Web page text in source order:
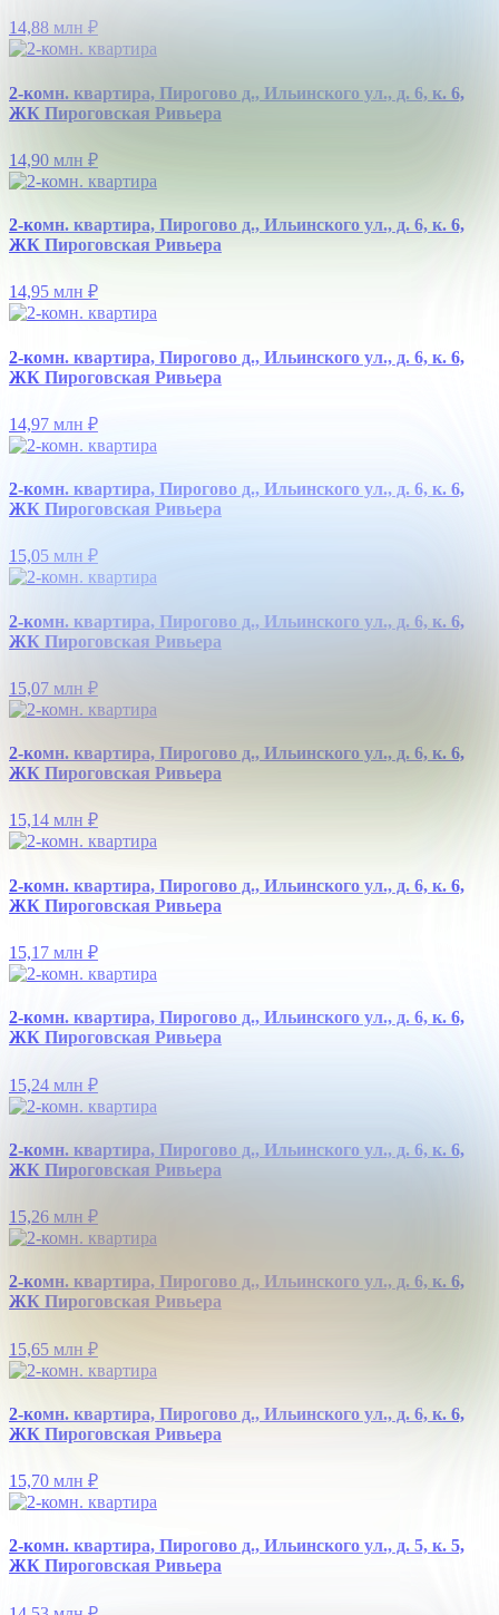
14,88 млн ₽
2-комн. квартира, Пирогово д., Ильинского ул., д. 6, к. 6,
ЖК Пироговская Ривьера
14,90 млн ₽
2-комн. квартира, Пирогово д., Ильинского ул., д. 6, к. 6,
ЖК Пироговская Ривьера
14,95 млн ₽
2-комн. квартира, Пирогово д., Ильинского ул., д. 6, к. 6,
ЖК Пироговская Ривьера
14,97 млн ₽
2-комн. квартира, Пирогово д., Ильинского ул., д. 6, к. 6,
ЖК Пироговская Ривьера
15,05 млн ₽
2-комн. квартира, Пирогово д., Ильинского ул., д. 6, к. 6,
ЖК Пироговская Ривьера
15,07 млн ₽
2-комн. квартира, Пирогово д., Ильинского ул., д. 6, к. 6,
ЖК Пироговская Ривьера
15,14 млн ₽
2-комн. квартира, Пирогово д., Ильинского ул., д. 6, к. 6,
ЖК Пироговская Ривьера
15,17 млн ₽
2-комн. квартира, Пирогово д., Ильинского ул., д. 6, к. 6,
ЖК Пироговская Ривьера
15,24 млн ₽
2-комн. квартира, Пирогово д., Ильинского ул., д. 6, к. 6,
ЖК Пироговская Ривьера
15,26 млн ₽
2-комн. квартира, Пирогово д., Ильинского ул., д. 6, к. 6,
ЖК Пироговская Ривьера
15,65 млн ₽
2-комн. квартира, Пирогово д., Ильинского ул., д. 6, к. 6,
ЖК Пироговская Ривьера
15,70 млн ₽
2-комн. квартира, Пирогово д., Ильинского ул., д. 5, к. 5,
ЖК Пироговская Ривьера